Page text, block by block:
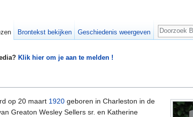
Klik hier om je aan te melden !
op 20 maart 1920 geboren in Charleston in de
Greaton Wesley Sellers sr. en Katherine
Brontekst bekijken Geschiedenis weergeven
Zoeken